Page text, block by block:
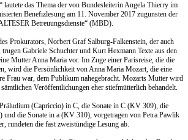
lautete das Thema der von Bundesleiterin Angela Thierry im
Benefizlesung am 11. November 2017 zugunsten der
Betreuungsdienste“ (MBD).
Prokurators, Norbert Graf Salburg-Falkenstein, der auch
Gabriele Schuchter und Kurt Hexmann Texte aus den
Mutter Anna Maria vor. Im Zuge einer Parisreise, die die
wird die Persönlichkeit von Anna Maria Mozart, die eine
Frau war, dem Publikum nahegebracht. Mozarts Mutter wird
Veröffentlichungen eher stiefmütterlich behandelt.
(Capriccio) in C, die Sonate in C (KV 309), die
die Sonate in a (KV 310), vorgetragen von Petra Pawlik
rundeten die fast zweistündige Lesung ab.